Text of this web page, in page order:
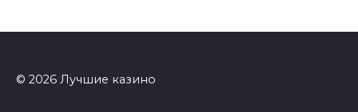
© 2026 Лучшие казино